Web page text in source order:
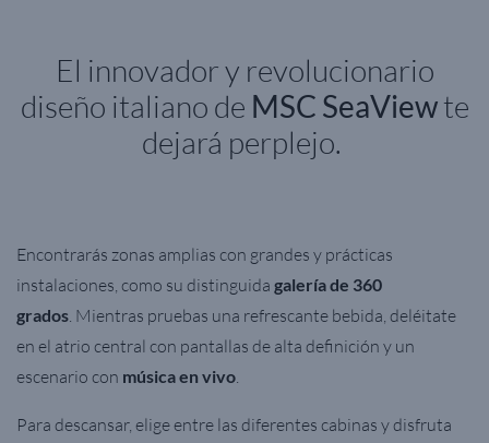
El innovador y revolucionario
diseño italiano de MSC SeaViewte
dejará perplejo.
Encontrarás zonas amplias con grandes y prácticas
instalaciones, como su distinguida galería de 360
grados. Mientras pruebas una refrescante bebida, deléitate
en el atrio central con pantallas de alta definición y un
escenario con música en vivo.
Para descansar, elige entre las diferentes cabinas y disfruta